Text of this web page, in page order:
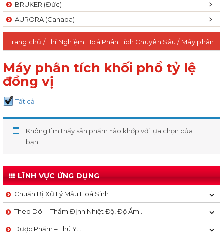
BRUKER (Đức)
AURORA (Canada)
Trang chủ /Thí Nghiệm Hoá Phân Tích Chuyên Sâu / Máy phân
tích khối phổ tỷ lệ đồng vị
Máy phân tích khối phổ tỷ lệ
đồng vị
Tất cả
Không tìm thấy sản phẩm nào khớp với lựa chọn của
bạn.
LĨNH VỰC ỨNG DỤNG
Chuẩn Bị Xử Lý Mẫu Hoá Sinh
Theo Dõi – Thẩm Định Nhiệt Độ, Độ Ẩm…
Dược Phẩm – Thú Y…